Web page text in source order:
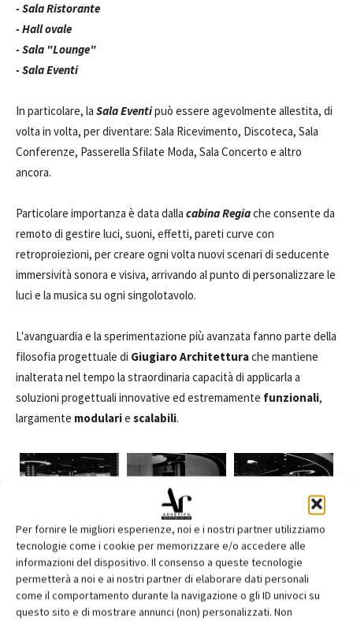
Per fornire le migliori esperienze, noi e i nostri partner utilizziamo
tecnologie come i cookie per memorizzare e/o accedere alle
informazioni del dispositivo. Il consenso a queste tecnologie
permetterà a noi e ai nostri partner di elaborare dati personali
come il comportamento durante la navigazione o gli ID univoci su
questo sito e di mostrare annunci (non) personalizzati. Non
- Sala Ristorante
- Hall ovale
- Sala "Lounge"
- Sala Eventi
In particolare, la Sala Eventipuò essere agevolmente allestita, di
volta in volta, per diventare: Sala Ricevimento, Discoteca, Sala
Conferenze, Passerella Sfilate Moda, Sala Concerto e altro
ancora.
Particolare importanza è data dalla cabina Regiache consente da
remoto di gestire luci, suoni, effetti, pareti curve con
retroproiezioni, per creare ogni volta nuovi scenari di seducente
immersività sonora e visiva, arrivando al punto di personalizzare le
luci e la musica su ogni singolotavolo.
L'avanguardia e la sperimentazione più avanzata fanno parte della
filosofia progettuale di Giugiaro Architetturache mantiene
inalterata nel tempo la straordinaria capacità di applicarla a
soluzioni progettuali innovative ed estremamente funzionali,
largamente modularie scalabili.
Vai al sito Giugiaro Architettura